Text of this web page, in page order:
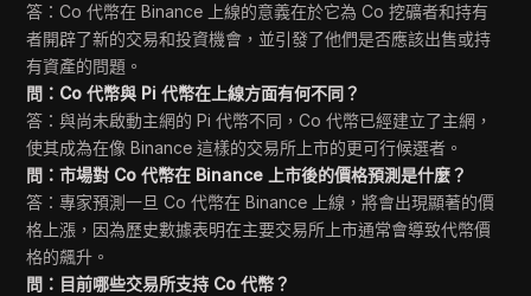
答：Co 代幣在 Binance 上線的意義在於它為 Co 挖礦者和持有
者開辟了新的交易和投資機會，並引發了他們是否應該出售或持
有資產的問題。
問：Co 代幣與 Pi 代幣在上線方面有何不同？
答：與尚未啟動主網的 Pi 代幣不同，Co 代幣已經建立了主網，
使其成為在像 Binance 這樣的交易所上市的更可行候選者。
問：市場對 Co 代幣在 Binance 上市後的價格預測是什麼？
答：專家預測一旦 Co 代幣在 Binance 上線，將會出現顯著的價
格上漲，因為歷史數據表明在主要交易所上市通常會導致代幣價
格的飆升。
問：目前哪些交易所支持 Co 代幣？